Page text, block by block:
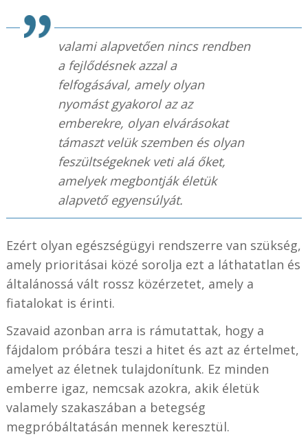
valami alapvetően nincs rendben
a fejlődésnek azzal a
felfogásával, amely olyan
nyomást gyakorol az az
emberekre, olyan elvárásokat
támaszt velük szemben és olyan
feszültségeknek veti alá őket,
amelyek megbontják életük
alapvető egyensúlyát.
Ezért olyan egészségügyi rendszerre van szükség,
amely prioritásai közé sorolja ezt a láthatatlan és
általánossá vált rossz közérzetet, amely a
fiatalokat is érinti.
Szavaid azonban arra is rámutattak, hogy a
fájdalom próbára teszi a hitet és azt az értelmet,
amelyet az életnek tulajdonítunk. Ez minden
emberre igaz, nemcsak azokra, akik életük
valamely szakaszában a betegség
megpróbáltatásán mennek keresztül.